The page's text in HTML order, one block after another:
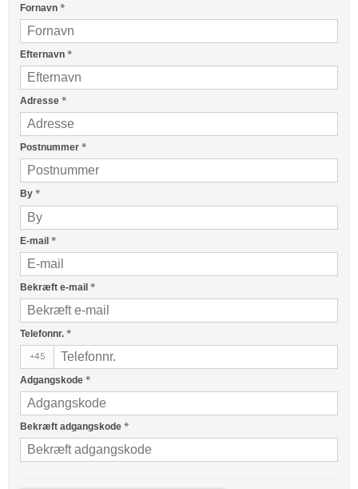
Fornavn *
Efternavn *
Adresse *
Postnummer *
By *
E-mail *
Bekræft e-mail *
Telefonnr. *
+45
Adgangskode *
Bekræft adgangskode *